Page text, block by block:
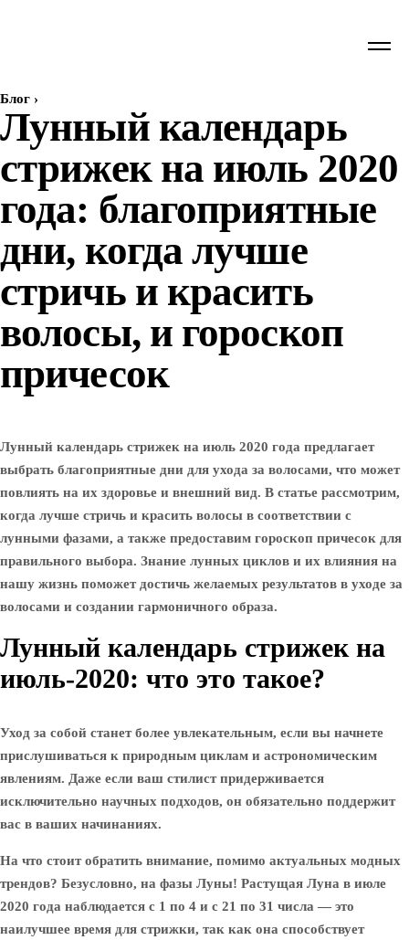
Блог ›
Лунный календарь
стрижек на июль 2020
года: благоприятные
дни, когда лучше
стричь и красить
волосы, и гороскоп
причесок
Лунный календарь стрижек на июль 2020 года предлагает
выбрать благоприятные дни для ухода за волосами, что может
повлиять на их здоровье и внешний вид. В статье рассмотрим,
когда лучше стричь и красить волосы в соответствии с
лунными фазами, а также предоставим гороскоп причесок для
правильного выбора. Знание лунных циклов и их влияния на
нашу жизнь поможет достичь желаемых результатов в уходе за
волосами и создании гармоничного образа.
Лунный календарь стрижек на
июль-2020: что это такое?
Уход за собой станет более увлекательным, если вы начнете
прислушиваться к природным циклам и астрономическим
явлениям. Даже если ваш стилист придерживается
исключительно научных подходов, он обязательно поддержит
вас в ваших начинаниях.
На что стоит обратить внимание, помимо актуальных модных
трендов? Безусловно, на фазы Луны! Растущая Луна в июле
2020 года наблюдается с 1 по 4 и с 21 по 31 числа — это
наилучшее время для стрижки, так как она способствует